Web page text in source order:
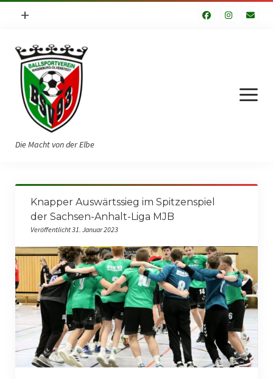
Menü
+
Impressum
Datenschutzerklärung
Fuhrpark
Die Macht von der Elbe
Menü
öffnen
Startseite
Verein
Vorstand
Geschichte
Schiedsrichter
Service
Kontakt
Frauen
Knapper Auswärtssieg im Spitzenspiel
der Sachsen-Anhalt-Liga MJB
Veröffentlicht 31. Januar 2023